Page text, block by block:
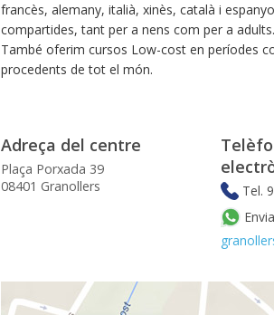
francès, alemany, italià, xinès, català i
compartides, tant per a nens com per a adults.
També oferim cursos Low-cost en períodes
procedents de tot el món.
Adreça del centre
Plaça Porxada 39
08401 Granollers
Tel.